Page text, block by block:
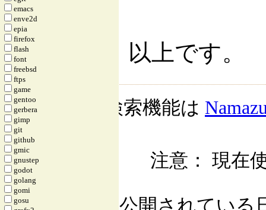
以上です。
emacs
enve2d
epia
firefox
flash
font
freebsd
ftps
game
gentoo
gerbera
gimp
git
github
gmic
gnustep
godot
golang
gomi
gosu
検索機能は
注意： 現在
公開されている